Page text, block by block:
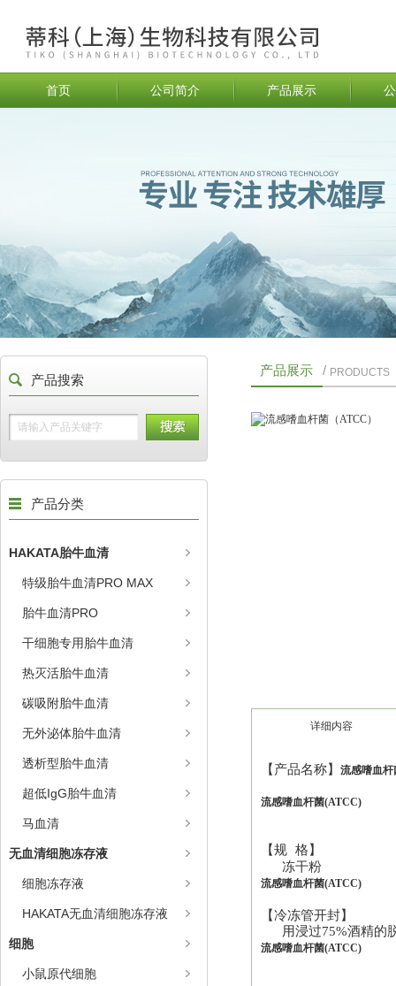
首页 公司简介 产品展示
产品搜索
产品分类
HAKATA胎牛血清
特级胎牛血清PRO MAX
胎牛血清PRO
干细胞专用胎牛血清
热灭活胎牛血清
碳吸附胎牛血清
无外泌体胎牛血清
透析型胎牛血清
超低IgG胎牛血清
马血清
无血清细胞冻存液
细胞冻存液
HAKATA无血清细胞冻存液
细胞
小鼠原代细胞
产品展示 / PRODUCTS
详细内容
【产品名称】 流感嗜血
流感嗜血杆菌(ATCC)
【规 格】
冻干粉
流感嗜血杆菌(ATCC)
【冷冻管开封】
用浸过75%酒精的
流感嗜血杆菌(ATCC)